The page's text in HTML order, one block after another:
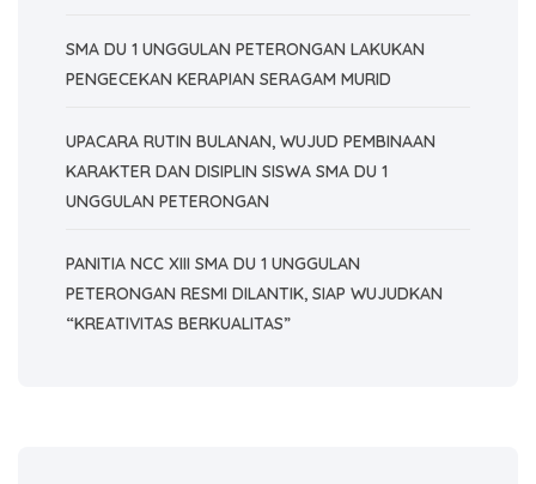
SMA DU 1 UNGGULAN PETERONGAN LAKUKAN
PENGECEKAN KERAPIAN SERAGAM MURID
UPACARA RUTIN BULANAN, WUJUD PEMBINAAN
KARAKTER DAN DISIPLIN SISWA SMA DU 1
UNGGULAN PETERONGAN
PANITIA NCC XIII SMA DU 1 UNGGULAN
PETERONGAN RESMI DILANTIK, SIAP WUJUDKAN
“KREATIVITAS BERKUALITAS”